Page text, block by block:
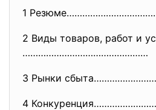
1
2 Виды товаров, работ и
…………………………………………
3 Рынки
4